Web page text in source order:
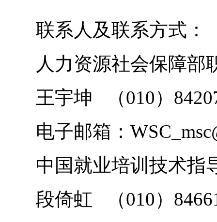
联系人及联系方式：
人力资源社会保障
王宇坤 （010）
电子邮箱：
中国就业培训技术指
段倚虹 （010）